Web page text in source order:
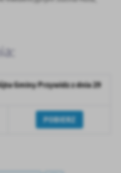
komunikatów mediów
Gminy Przywidz z dnia 29
POBIERZ